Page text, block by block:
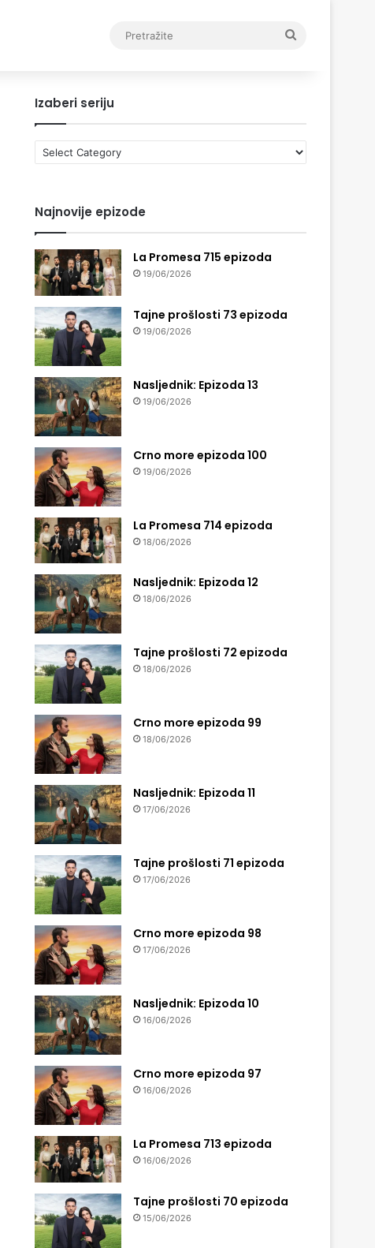
Izaberi seriju
Izaberi
seriju
Najnovije epizode
La Promesa 715 epizoda
19/06/2026
Tajne prošlosti 73 epizoda
19/06/2026
Nasljednik: Epizoda 13
19/06/2026
Crno more epizoda 100
19/06/2026
La Promesa 714 epizoda
18/06/2026
Nasljednik: Epizoda 12
18/06/2026
Tajne prošlosti 72 epizoda
18/06/2026
Crno more epizoda 99
18/06/2026
Nasljednik: Epizoda 11
17/06/2026
Tajne prošlosti 71 epizoda
17/06/2026
Crno more epizoda 98
17/06/2026
Nasljednik: Epizoda 10
16/06/2026
Crno more epizoda 97
16/06/2026
La Promesa 713 epizoda
16/06/2026
Tajne prošlosti 70 epizoda
15/06/2026